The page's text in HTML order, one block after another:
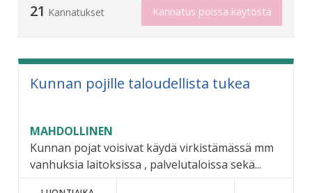
21 Kannatukset Kannatus poissa käytöstä
Kunnan pojille taloudellista tukea
MAHDOLLINEN
Kunnan pojat voisivat käydä virkistämässä mm
vanhuksia laitoksissa , palvelutaloissa sekä...